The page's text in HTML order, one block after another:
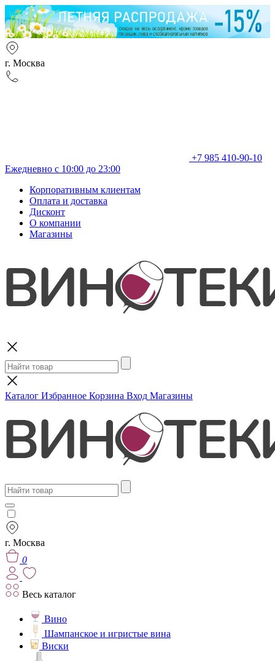
г. Москва
+7 985 410-90-10
Ежедневно с 10:00 до 23:00
Корпоративным клиентам
Оплата и доставка
Дисконт
О компании
Магазины
Каталог Избранное Корзина Вход Магазины
г. Москва
0
Весь каталог
Вино
Шампанское и игристые вина
Виски